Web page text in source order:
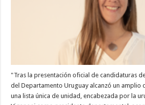
"Tras la presentación oficial de candidaturas
del Departamento Uruguay alcanzó un amplio
una lista única de unidad, encabezada por la